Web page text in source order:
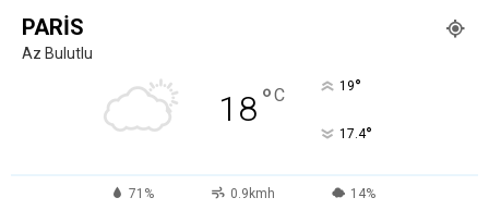
PARIS
Az Bulutlu
18°C 19°
17.4°
71% 0.9kmh 14%